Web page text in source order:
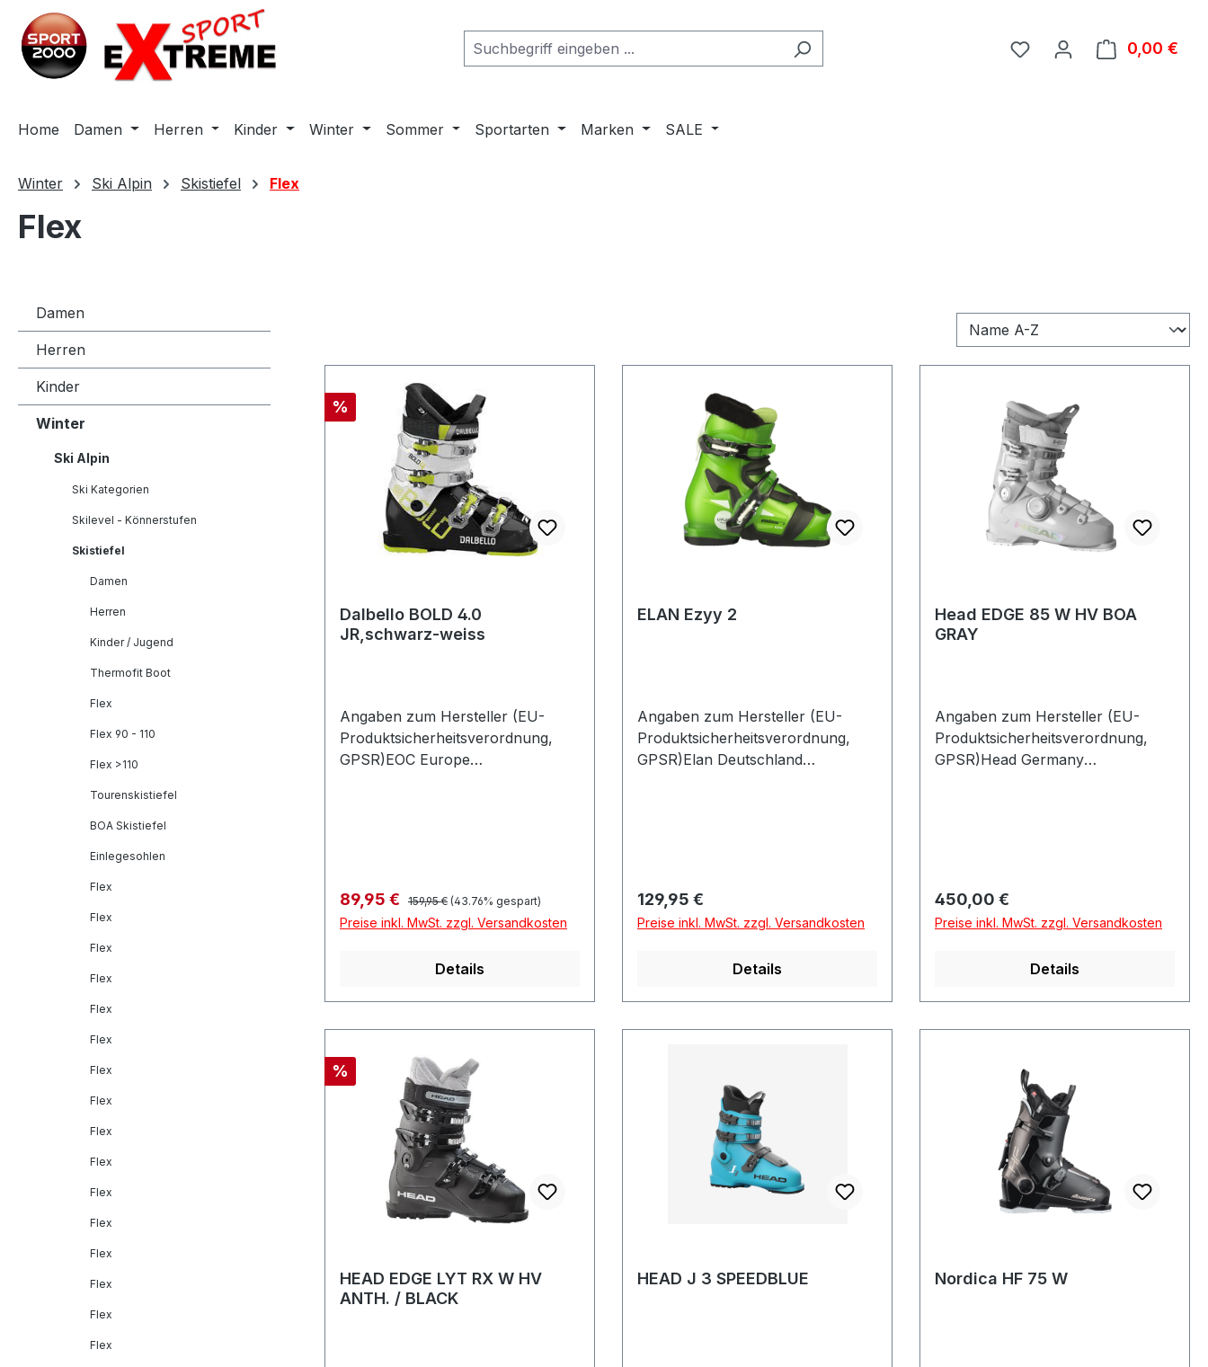
Hauptinhalt springen
Zur Suche springen
Zur Hauptnavigation springen
0,00 €
Home Damen Herren Kinder Winter Sommer Sportarten Marken SALE
Winter Ski Alpin Skistiefel Flex
Flex
Damen
Herren
Kinder
Winter
Ski Alpin
Ski Kategorien
Skilevel - Könnerstufen
Skistiefel
Damen
Herren
Kinder / Jugend
Thermofit Boot
Flex
Flex 90 - 110
Flex >110
Tourenskistiefel
BOA Skistiefel
Einlegesohlen
Flex
Flex
Flex
Flex
Flex
Flex
Flex
Flex
Flex
Flex
Flex
Flex
Flex
Flex
Flex
Flex
Rabatt
%
Dalbello BOLD 4.0
JR,schwarz-weiss
Angaben zum Hersteller (EU-
Produktsicherheitsverordnung,
GPSR)EOC Europe
Verkaufspreis:
89,95 € Regulärer Preis:
159,95 € (43.76% gespart)
Preise inkl. MwSt. zzgl. Versandkosten
Details
ELAN Ezyy 2
Angaben zum Hersteller (EU-
Produktsicherheitsverordnung,
GPSR)Elan Deutschland
Regulärer Preis:
129,95 €
Preise inkl. MwSt. zzgl. Versandkosten
Details
Head EDGE 85 W HV BOA
GRAY
Angaben zum Hersteller (EU-
Produktsicherheitsverordnung,
GPSR)Head Germany
Regulärer Preis:
450,00 €
Preise inkl. MwSt. zzgl. Versandkosten
Details
Rabatt
%
HEAD EDGE LYT RX W HV
ANTH. / BLACK
HEAD J 3 SPEEDBLUE Nordica HF 75 W